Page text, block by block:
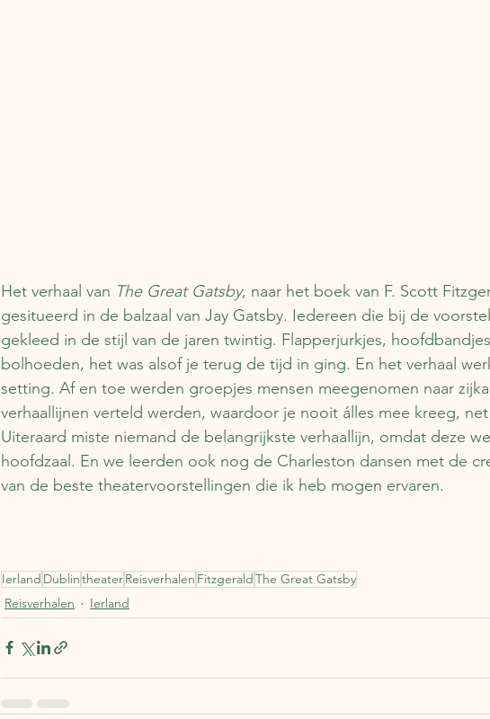
Het verhaal van The Great Gatsby, naar het boek van F. Scott
gesitueerd in de balzaal van Jay Gatsby. Iedereen die bij de
gekleed in de stijl van de jaren twintig. Flapperjurkjes,
bolhoeden, het was alsof je terug de tijd in ging. En het verhaal
setting. Af en toe werden groepjes mensen meegenomen naar
verhaallijnen verteld werden, waardoor je nooit álles mee kreeg,
Uiteraard miste niemand de belangrijkste verhaallijn, omdat deze
hoofdzaal. En we leerden ook nog de Charleston dansen met de
van de beste theatervoorstellingen die ik heb mogen ervaren.
Ierland DublintheaterReisverhalen FitzgeraldThe Great Gatsby
Reisverhalen
Ierland